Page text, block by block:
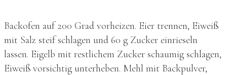
Backofen auf 200 Grad vorheizen. Eier trennen, Eiweiß
mit Salz steif schlagen und 60 g Zucker einrieseln
lassen. Eigelb mit restlichem Zucker schaumig schlagen,
Eiweiß vorsichtig unterheben. Mehl mit Backpulver,